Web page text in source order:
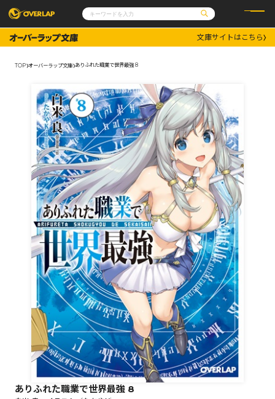
コミックガルド
コミッククリエ
その他
コミックエッセイ
ポケットモンスター
アニメ
ゲーム
通販・NEWS
OVERLAP STORE
オーバーラップ広報室
企業
会社概要
採用情報
アクセス
オーバーラップホールディングス
お問い合わせはこちら
オーバーラップ文庫
オーバーラップノベルス
オーバーラップノベルスf
ロサージュノベルス
コミックガルド
文庫サイトはこちら
TOP オーバーラップ文庫 ありふれた職業で世界最強 8
ありふれた職業で世界最強 8